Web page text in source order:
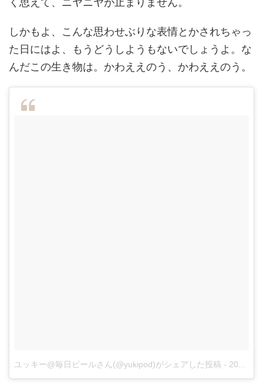
しかもよ、こんな思わせぶりな表情とかされちゃっ
た日にはよ、もうどうしようもないでしょうよ。な
んだこの生き物は。かわええのう、かわええのう。
ユッキー@毎日ビールさん(@yukipod)がシェアした投稿 - 2017 8月 8 7:16午前 PDT